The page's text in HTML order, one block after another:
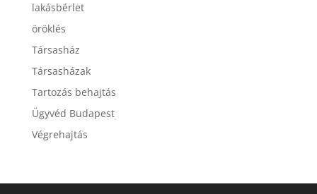
lakásbérlet
öröklés
Társasház
Társasházak
Tartozás behajtás
Ügyvéd Budapest
Végrehajtás